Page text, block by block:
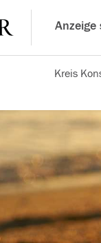
Anzeige
Kreis